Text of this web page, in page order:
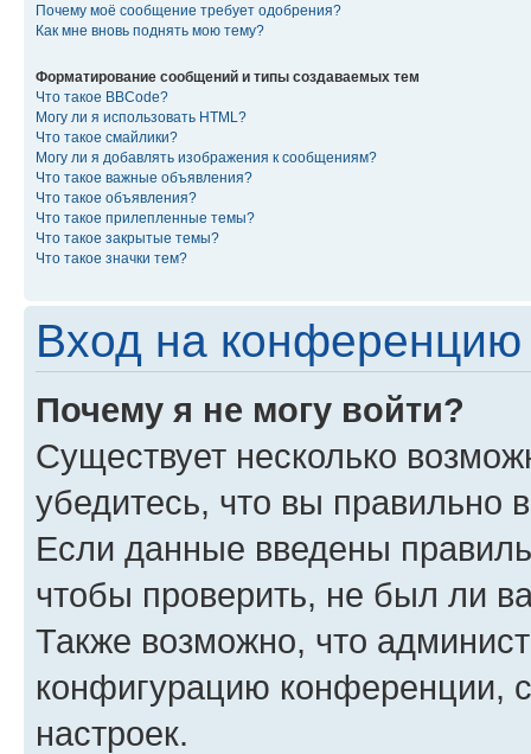
Почему моё сообщение требует одобрения?
Как мне вновь поднять мою тему?
Форматирование сообщений и типы создаваемых тем
Что такое BBCode?
Могу ли я использовать HTML?
Что такое смайлики?
Могу ли я добавлять изображения к сообщениям?
Что такое важные объявления?
Что такое объявления?
Что такое прилепленные темы?
Что такое закрытые темы?
Что такое значки тем?
Вход на конференцию
Почему я не могу войти?
Существует несколько
убедитесь, что вы правильно
Если данные введены
чтобы проверить, не был ли
Также возможно, что
конфигурацию конференции,
настроек.